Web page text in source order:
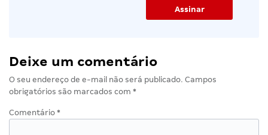
Deixe um comentário
O seu endereço de e-mail não será publicado. Campos
obrigatórios são marcados com *
Comentário *